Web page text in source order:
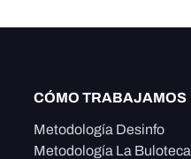
CÓMO TRABAJAMOS
Metodología Desinfo
Metodología La Buloteca